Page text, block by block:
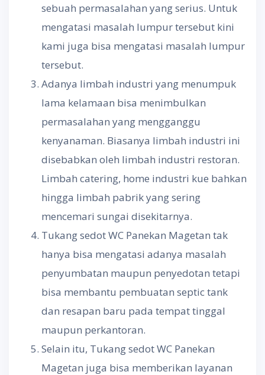
sebuah permasalahan yang serius. Untuk
mengatasi masalah lumpur tersebut kini
kami juga bisa mengatasi masalah lumpur
tersebut.
Adanya limbah industri yang menumpuk
lama kelamaan bisa menimbulkan
permasalahan yang mengganggu
kenyanaman. Biasanya limbah industri ini
disebabkan oleh limbah industri restoran.
Limbah catering, home industri kue bahkan
hingga limbah pabrik yang sering
mencemari sungai disekitarnya.
Tukang sedot WC Panekan Magetan tak
hanya bisa mengatasi adanya masalah
penyumbatan maupun penyedotan tetapi
bisa membantu pembuatan septic tank
dan resapan baru pada tempat tinggal
maupun perkantoran.
Selain itu, Tukang sedot WC Panekan
Magetan juga bisa memberikan layanan